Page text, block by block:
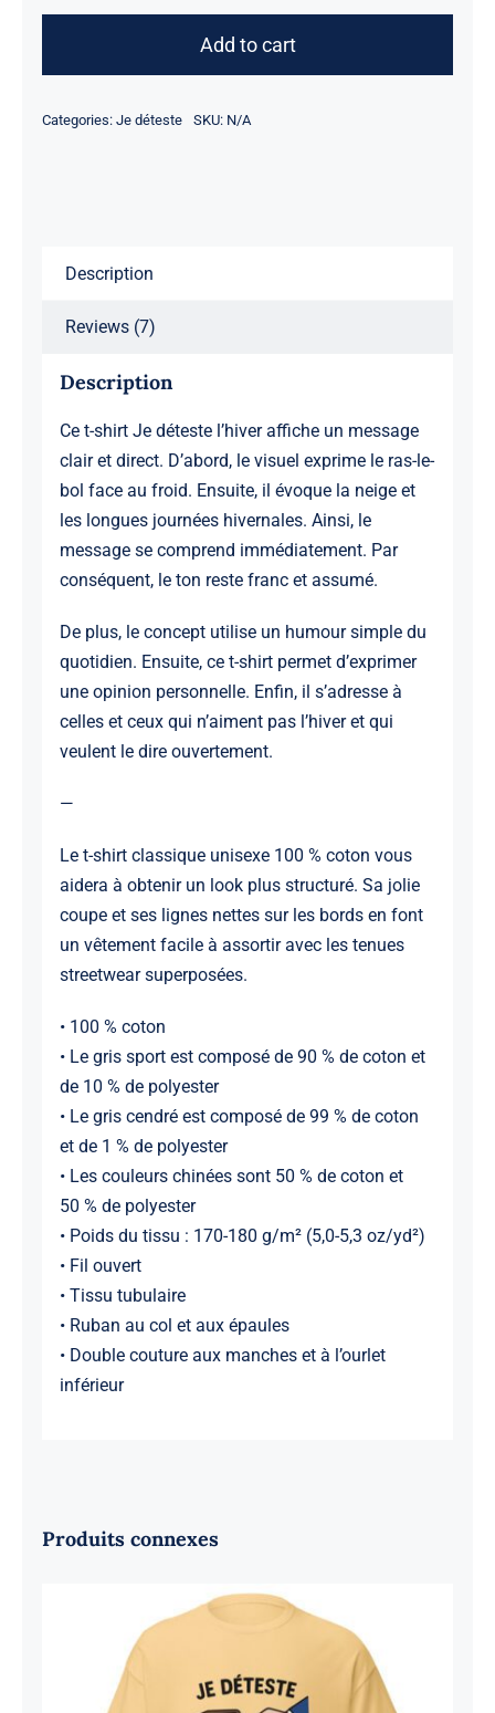
l'hiver
Add to cart
Categories: Je déteste SKU: N/A
Description
Reviews (7)
Description
Ce t-shirt Je déteste l’hiver affiche un message
clair et direct. D’abord, le visuel exprime le ras-le-
bol face au froid. Ensuite, il évoque la neige et
les longues journées hivernales. Ainsi, le
message se comprend immédiatement. Par
conséquent, le ton reste franc et assumé.
De plus, le concept utilise un humour simple du
quotidien. Ensuite, ce t-shirt permet d’exprimer
une opinion personnelle. Enfin, il s’adresse à
celles et ceux qui n’aiment pas l’hiver et qui
veulent le dire ouvertement.
—
Le t-shirt classique unisexe 100 % coton vous
aidera à obtenir un look plus structuré. Sa jolie
coupe et ses lignes nettes sur les bords en font
un vêtement facile à assortir avec les tenues
streetwear superposées.
• 100 % coton
• Le gris sport est composé de 90 % de coton et
de 10 % de polyester
• Le gris cendré est composé de 99 % de coton
et de 1 % de polyester
• Les couleurs chinées sont 50 % de coton et
50 % de polyester
• Poids du tissu : 170-180 g/m² (5,0-5,3 oz/yd²)
• Fil ouvert
• Tissu tubulaire
• Ruban au col et aux épaules
• Double couture aux manches et à l’ourlet
inférieur
Produits connexes